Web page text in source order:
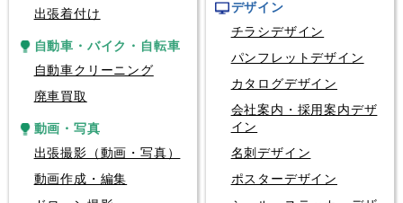
出張着付け
自動車・バイク・自転車
自動車クリーニング
廃車買取
動画・写真
出張撮影（動画・写真）
動画作成・編集
デザイン
チラシデザイン
パンフレットデザイン
カタログデザイン
会社案内・採用案内デザ
イン
名刺デザイン
ポスターデザイン